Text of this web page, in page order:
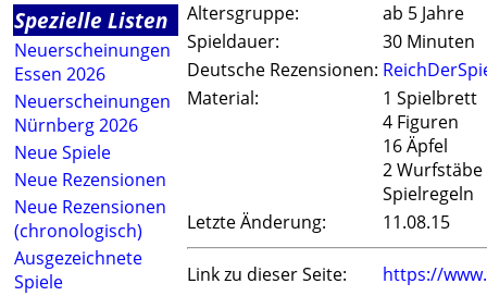
Spezielle Listen
Neuerscheinungen
Essen 2026
Neuerscheinungen
Nürnberg 2026
Neue Spiele
Neue Rezensionen
Neue Rezensionen
(chronologisch)
Ausgezeichnete
Spiele
Altersgruppe:
ab 5 Jahre
Spieldauer:
30 Minuten
Deutsche Rezensionen:
Material:
1 Spielbrett
4 Figuren
16 Äpfel
2 Wurfstäbe
Spielregeln
Letzte Änderung:
11.08.15
Link zu dieser Seite: https://